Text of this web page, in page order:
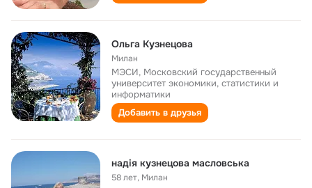
Ольга Кузнецова
Милан
МЭСИ, Московский государственный
университет экономики, статистики и
информатики
Добавить в друзья
надія кузнецова масловська
58 лет, Милан